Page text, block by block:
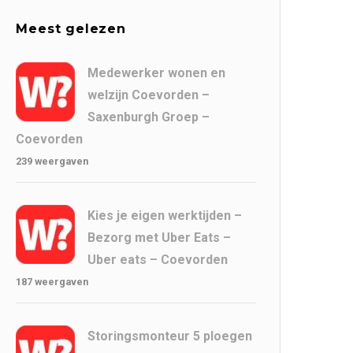
Meest gelezen
Medewerker wonen en
welzijn Coevorden –
Saxenburgh Groep –
Coevorden
239 weergaven
Kies je eigen werktijden –
Bezorg met Uber Eats –
Uber eats – Coevorden
187 weergaven
Storingsmonteur 5 ploegen